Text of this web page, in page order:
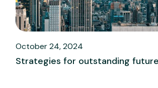
October 24, 2024
Strategies for outstanding